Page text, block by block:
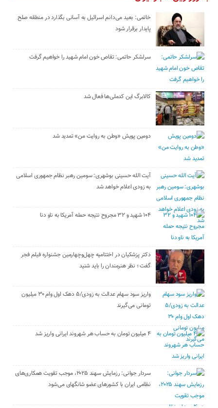
خاتمی: بعید می‌دانم اسرائیل به آسانی بگذارد در منطقه صلح
پایدار برقرار شود
سرلشکر حاتمی: تقاص خون امام شهید را خواهیم گرفت
کالابرگ این کدملی‌ها فعال شد
دومین پویش «وطن به روایت من» تمدید شد
آیت الله حسینی بوشهری: سومین رهبر نظام جمهوری اسلامی
به زودی اعلام خواهد شد
۱۰۴ شهید و ۳۲ مجروح نتیجه حمله آمریکا به ناو دنا
دکتر پزشکیان در اختتامیه چهل‌وچهارمین جشنواره فیلم فجر
گفت ؛ نظر هنرمندان را باید شنید
واریز سود سهام عدالت به زودی/۵ دهک اول وام ۳۰ میلیون
تومانی می‌گیرند
۴ میلیون تومان به حساب هر شهروند ایرانی واریز شد
سردار جوانی: رزمایش سهند ۲۰۲۵، موجب تقویت همکاری‌های
نظامی ایران با کشور‌های عضو شانگهای می‌شود